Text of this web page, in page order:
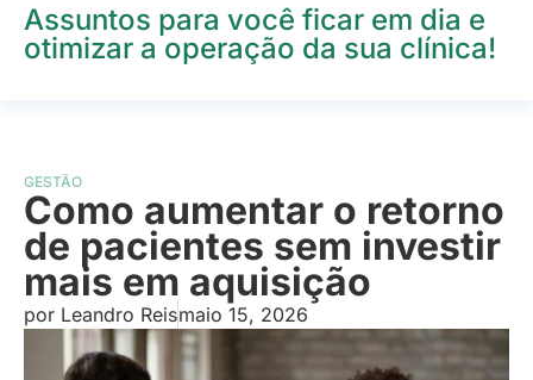
Assuntos para você ficar em dia e
otimizar a operação da sua clínica!
GESTÃO
Como aumentar o retorno
de pacientes sem investir
mais em aquisição
por Leandro Reismaio 15, 2026